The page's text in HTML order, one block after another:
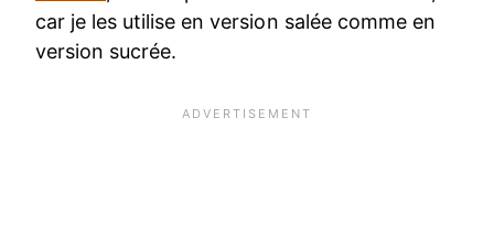
car je les utilise en version salée comme en
version sucrée.